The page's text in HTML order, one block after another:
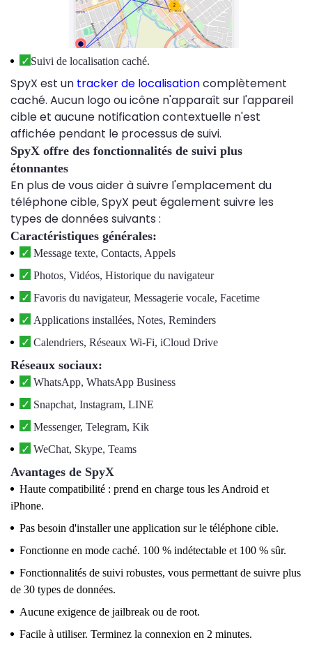
Suivi de localisation caché.
SpyX est un tracker de localisationcomplètement
caché. Aucun logo ou icône n'apparaît sur l'appareil
cible et aucune notification contextuelle n'est
affichée pendant le processus de suivi.
SpyX offre des fonctionnalités de suivi plus
étonnantes
En plus de vous aider à suivre l'emplacement du
téléphone cible, SpyX peut également suivre les
types de données suivants :
Caractéristiques générales:
Message texte, Contacts, Appels
Photos, Vidéos, Historique du navigateur
Favoris du navigateur, Messagerie vocale, Facetime
Applications installées, Notes, Reminders
Calendriers, Réseaux Wi-Fi, iCloud Drive
Réseaux sociaux:
WhatsApp, WhatsApp Business
Snapchat, Instagram, LINE
Messenger, Telegram, Kik
WeChat, Skype, Teams
Avantages de SpyX
Haute compatibilité : prend en charge tous les Android et
iPhone.
Pas besoin d'installer une application sur le téléphone cible.
Fonctionne en mode caché. 100 % indétectable et 100 % sûr.
Fonctionnalités de suivi robustes, vous permettant de suivre plus
de 30 types de données.
Aucune exigence de jailbreak ou de root.
Facile à utiliser. Terminez la connexion en 2 minutes.